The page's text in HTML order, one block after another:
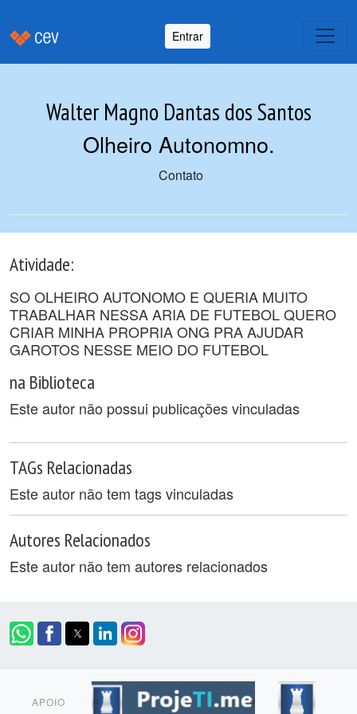
Entrar
Walter Magno Dantas dos Santos
Olheiro Autonomno.
Contato
Atividade:
SO OLHEIRO AUTONOMO E QUERIA MUITO
TRABALHAR NESSA ARIA DE FUTEBOL QUERO
CRIAR MINHA PROPRIA ONG PRA AJUDAR
GAROTOS NESSE MEIO DO FUTEBOL
na Biblioteca
Este autor não possui publicações vinculadas
TAGs Relacionadas
Este autor não tem tags vinculadas
Autores Relacionados
Este autor não tem autores relacionados
APOIO